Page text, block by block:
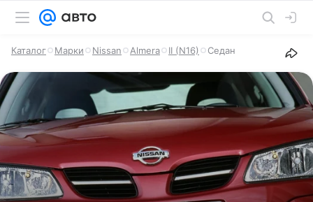
Каталог Марки Nissan Almera II (N16) Седан